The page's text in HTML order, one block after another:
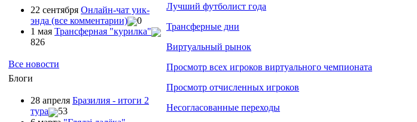
22 сентября Онлайн-чат уик-
энда (все комментарии)
0
1 мая Трансферная "курилка"
826
Все новости
Блоги
28 апреля Бразилия - итоги 2
тура
53
Лучший футболист года
Трансферные дни
Виртуальный рынок
Просмотр всех игроков виртуального чемпионата
Просмотр отчисленных игроков
Несогласованные переходы